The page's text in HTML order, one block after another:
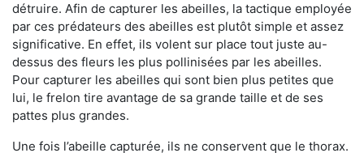
détruire. Afin de capturer les abeilles, la tactique employée
par ces prédateurs des abeilles est plutôt simple et assez
significative. En effet, ils volent sur place tout juste au-
dessus des fleurs les plus pollinisées par les abeilles.
Pour capturer les abeilles qui sont bien plus petites que
lui, le frelon tire avantage de sa grande taille et de ses
pattes plus grandes.
Une fois l’abeille capturée, ils ne conservent que le thorax.